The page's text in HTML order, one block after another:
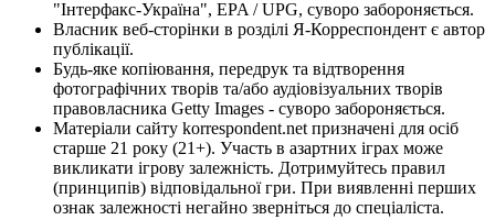
"Інтерфакс-Україна", EPA / UPG, суворо забороняється.
Власник веб-сторінки в розділі Я-Корреспондент є автор
публікації.
Будь-яке копіювання, передрук та відтворення
фотографічних творів та/або аудіовізуальних творів
правовласника Getty Images - суворо забороняється.
Матеріали сайту korrespondent.net призначені для осіб
старше 21 року (21+). Участь в азартних іграх може
викликати ігрову залежність. Дотримуйтесь правил
(принципів) відповідальної гри. При виявленні перших
ознак залежності негайно зверніться до спеціаліста.